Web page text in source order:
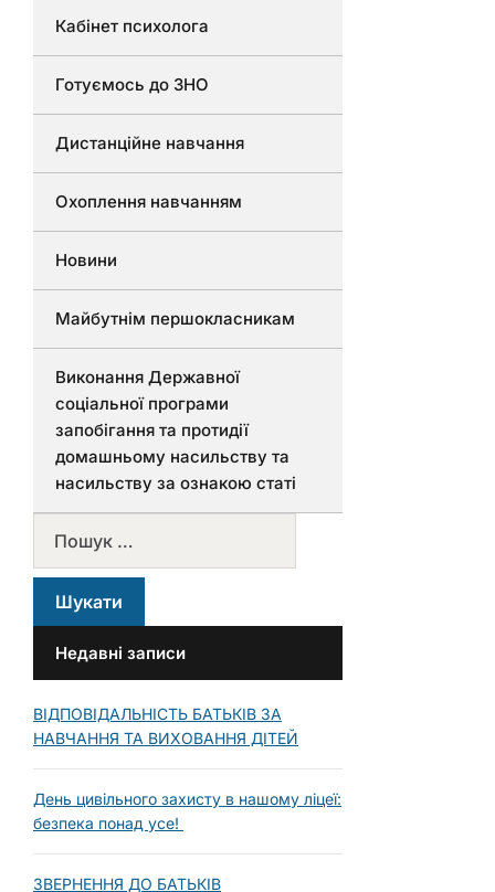
Кабінет психолога
Готуємось до ЗНО
Дистанційне навчання
Охоплення навчанням
Новини
Майбутнім першокласникам
Виконання Державної
соціальної програми
запобігання та протидії
домашньому насильству та
насильству за ознакою статі
Недавні записи
ВІДПОВІДАЛЬНІСТЬ БАТЬКІВ ЗА
НАВЧАННЯ ТА ВИХОВАННЯ ДІТЕЙ
День цивільного захисту в нашому ліцеї:
безпека понад усе!
ЗВЕРНЕННЯ ДО БАТЬКІВ